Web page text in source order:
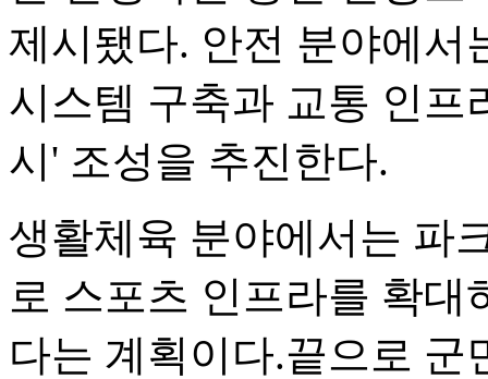
제시됐다. 안전 분야에서
시스템 구축과 교통 인프
시' 조성을 추진한다.
생활체육 분야에서는 파
로 스포츠 인프라를 확
다는 계획이다.끝으로 군